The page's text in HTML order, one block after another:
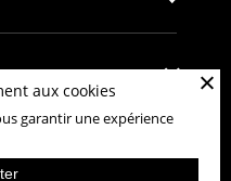
aux cookies
garantir une expérience